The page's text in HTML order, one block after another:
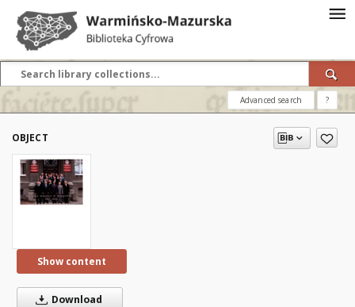
Advanced search ?
OBJECT
Show content
Download